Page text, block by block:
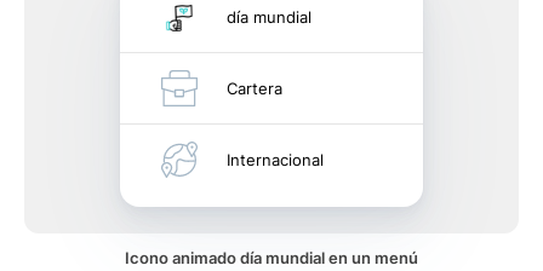
día mundial
Cartera
Internacional
Icono animado día mundial en un menú